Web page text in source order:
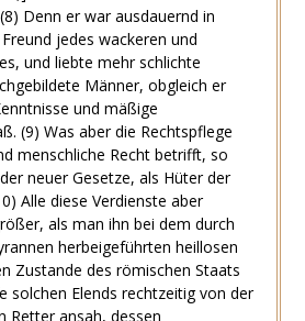
Denn er war ausdauernd in
jedes wackeren und
und liebte mehr schlichte
Männer, obgleich er
und mäßige
(9) Was aber die Rechtspflege
menschliche Recht betrifft, so
neuer Gesetze, als Hüter der
Alle diese Verdienste aber
als man ihn bei dem durch
herbeigeführten heillosen
Zustande des römischen Staats
solchen Elends rechtzeitig von der
Retter ansah, dessen